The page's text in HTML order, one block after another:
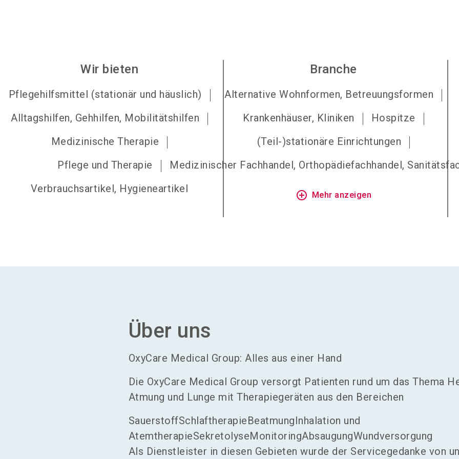
Wir bieten
Pflegehilfsmittel (stationär und häuslich)
Alltagshilfen, Gehhilfen, Mobilitätshilfen
Medizinische Therapie
Pflege und Therapie
Verbrauchsartikel, Hygieneartikel
Branche
Alternative Wohnformen, Betreuungsformen
Krankenhäuser, Kliniken
Hospitze
(Teil-)stationäre Einrichtungen
Medizinischer Fachhandel, Orthopädiefachhandel,
add_circle_outline Mehr anzeigen
Über uns
OxyCare Medical Group: Alles aus einer Hand
Die OxyCare Medical Group versorgt Patienten rund um das Thema
Atmung und Lunge mit Therapiegeräten aus den Bereichen
SauerstoffSchlaftherapieBeatmungInhalation und
AtemtherapieSekretolyseMonitoringAbsaugungWundversorgung
Als Dienstleister in diesen Gebieten wurde der Servicegedanke von